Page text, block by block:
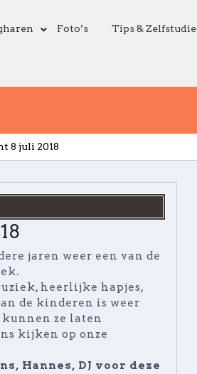
Foto’s Tips & Zelfstudie
8 juli 2018
jaren weer een van de
heerlijke hapjes,
de kinderen is weer
ze laten
kijken op onze
Hannes, DJ voor deze